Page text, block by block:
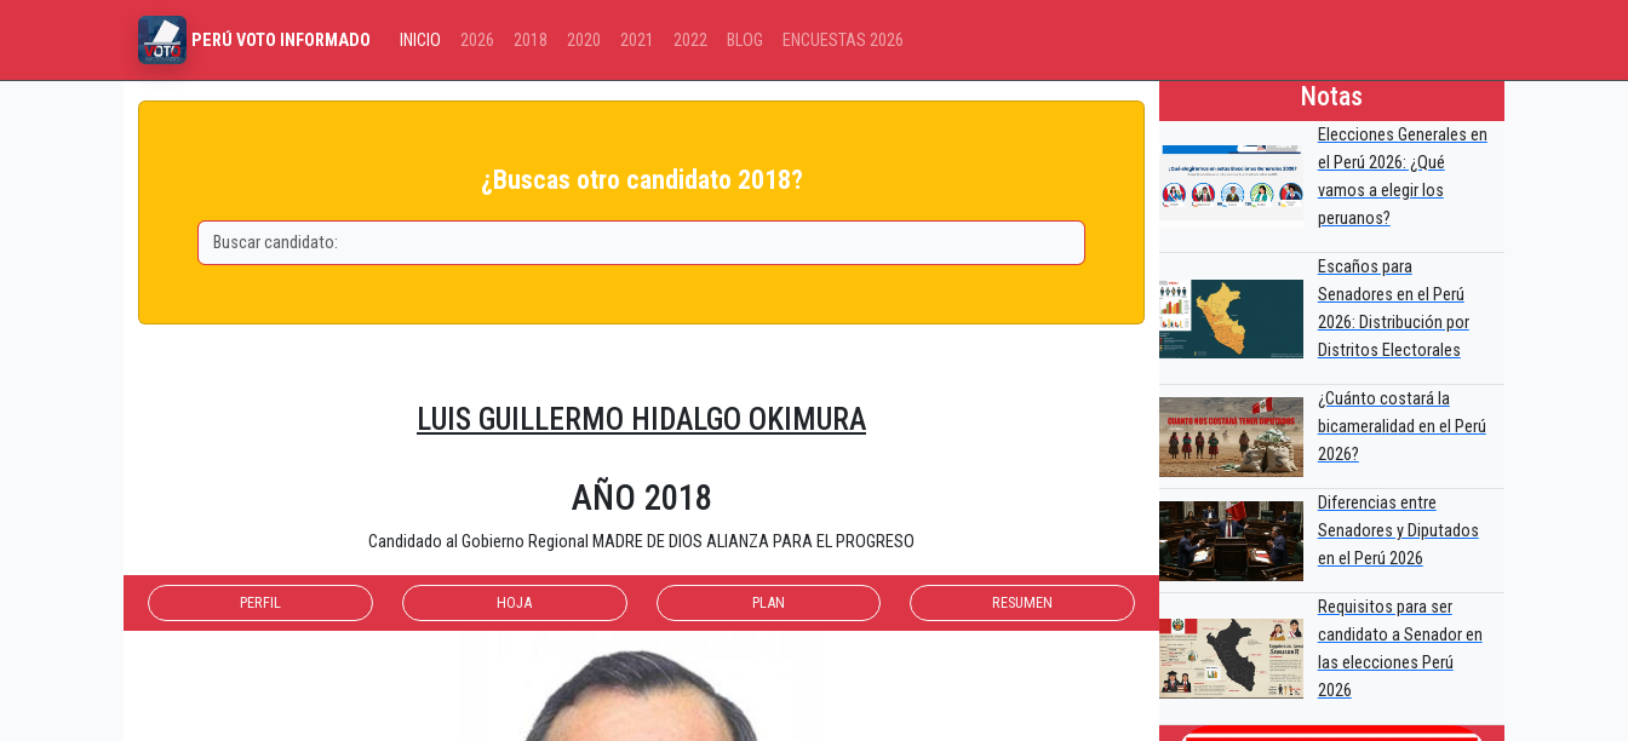
PERÚ VOTO INFORMADO INICIO 2026 2018 2020 2021 2022 BLOG ENCUESTAS 2026
¿Buscas otro candidato 2018?
LUIS GUILLERMO HIDALGO OKIMURA
AÑO 2018
Candidado al Gobierno Regional MADRE DE DIOS ALIANZA PARA EL PROGRESO
PERFIL HOJA PLAN RESUMEN
Notas
Elecciones Generales en
el Perú 2026: ¿Qué
vamos a elegir los
peruanos?
Escaños para
Senadores en el Perú
2026: Distribución por
Distritos Electorales
¿Cuánto costará la
bicameralidad en el Perú
2026?
Diferencias entre
Senadores y Diputados
en el Perú 2026
Requisitos para ser
candidato a Senador en
las elecciones Perú
2026